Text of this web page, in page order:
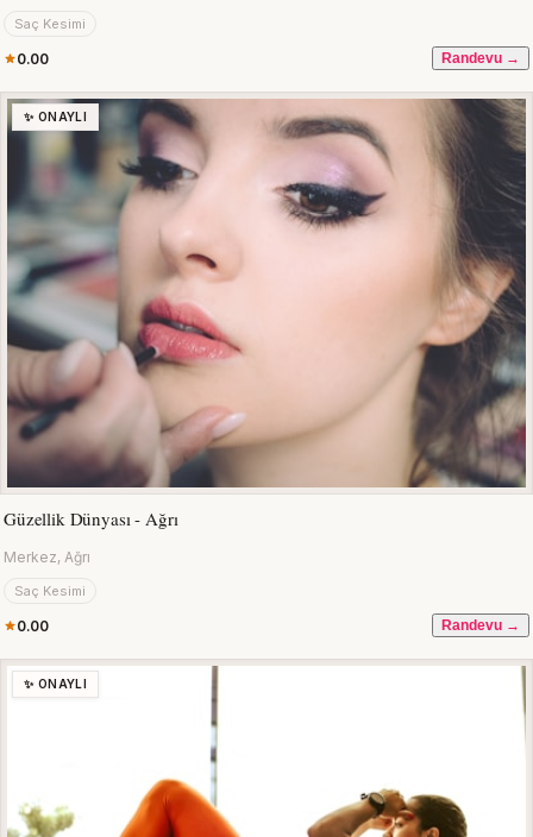
Saç Kesimi
0.00 Randevu →
✨ ONAYLI
Güzellik Dünyası - Ağrı
Merkez, Ağrı
Saç Kesimi
0.00 Randevu →
✨ ONAYLI